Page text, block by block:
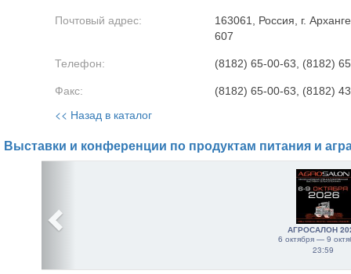
Почтовый адрес:
163061, Россия, г.
607
Телефон: (8182) 65-00-63, (8182)
Факс: (8182) 65-00-63, (8182)
<< Назад в каталог
Выставки и конференции по продуктам питания и
АГРОСАЛОН
6 октября — 9
23:59